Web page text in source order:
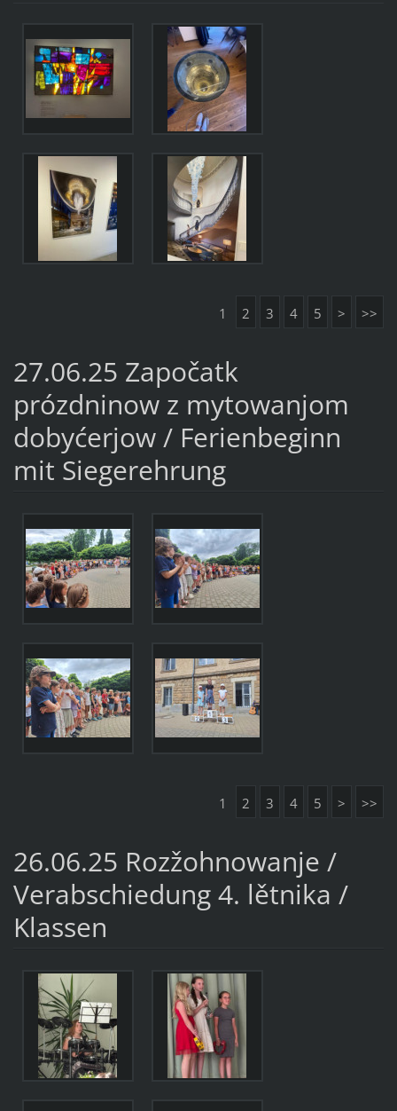
1 2 3 4 5 > >>
27.06.25 Započatk
prózdninow z mytowanjom
dobyćerjow / Ferienbeginn
mit Siegerehrung
1 2 3 4 5 > >>
26.06.25 Rozžohnowanje /
Verabschiedung 4. lětnika /
Klassen